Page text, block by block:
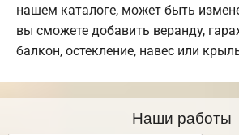
нашем каталоге, может быть
вы сможете добавить веранду,
балкон, остекление, навес или
Наши работы